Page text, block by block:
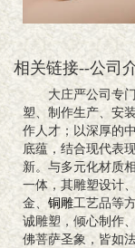
相关链接--公司
大庄严公司专
塑、制作生产、安
作人才；以深厚的
底蕴，结合现代表
新。与多元化材质
一体，其雕塑设计
金、 铜雕工艺品等
诚雕塑，倾心制作
佛菩萨圣象，皆如